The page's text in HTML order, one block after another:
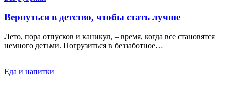
Вернуться в детство, чтобы стать лучше
Лето, пора отпусков и каникул, – время, когда все становятся
немного детьми. Погрузиться в беззаботное…
Еда и напитки